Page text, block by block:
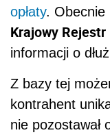
opłaty. Obecnie
Krajowy Rejestr
informacji o
Z bazy tej
kontrahent
nie pozostawał